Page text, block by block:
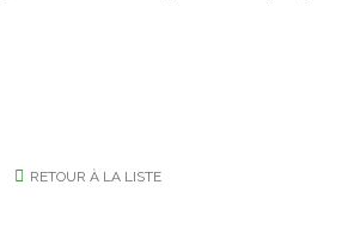
RETOUR À LA LISTE